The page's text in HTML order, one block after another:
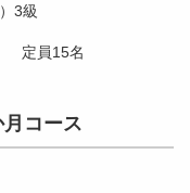
3級
定員15名
コース